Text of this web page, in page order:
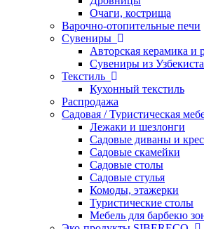
Очаги, кострища
Варочно-отопительные печи
Сувениры
Авторская керамика и
Сувениры из
Текстиль
Кухонный текстиль
Распродажа
Садовая / Туристическая
Лежаки и шезлонги
Садовые диваны и
Садовые скамейки
Садовые столы
Садовые стулья
Комоды, этажерки
Туристические столы
Мебель для барбекю